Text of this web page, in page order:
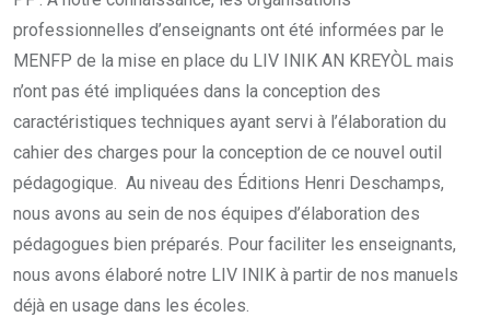
professionnelles d’enseignants ont été informées par le
MENFP de la mise en place du LIV INIK AN KREYÒL mais
n’ont pas été impliquées dans la conception des
caractéristiques techniques ayant servi à l’élaboration du
cahier des charges pour la conception de ce nouvel outil
pédagogique. Au niveau des Éditions Henri Deschamps,
nous avons au sein de nos équipes d’élaboration des
pédagogues bien préparés. Pour faciliter les enseignants,
nous avons élaboré notre LIV INIK à partir de nos manuels
déjà en usage dans les écoles.